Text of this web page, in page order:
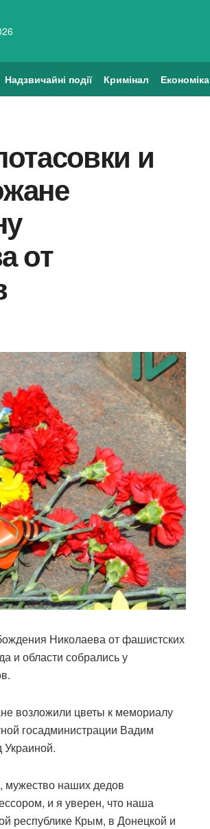
Надзвичайні події Кримінал Економіка
и
от
Николаева от фашистских
и области собрались у
возложили цветы к мемориалу
госадминистрации Вадим
мужество наших дедов
и я уверен, что наша
республике Крым, в Донецкой и